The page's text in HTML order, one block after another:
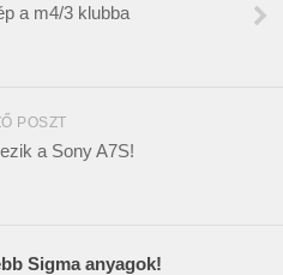
a m4/3 klubba
POSZT
a Sony A7S!
Sigma anyagok!